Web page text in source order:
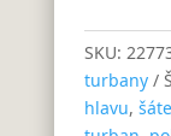
SKU:
turbany
hlavu,